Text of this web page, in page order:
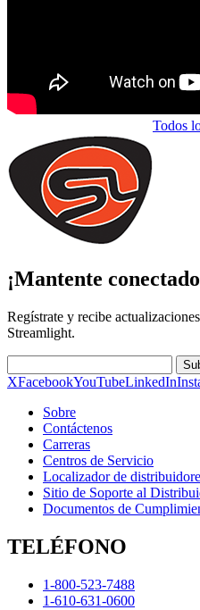
Todos
¡Mantente
Regístrate y recibe
Streamlight.
XFacebookYouTubeLinkedIn
Sobre
Contáctenos
Carreras
Centros de Servicio
Localizador de
Sitio de Soporte al
Documentos de
TELÉFONO
1-800-523-7488
1-610-631-0600